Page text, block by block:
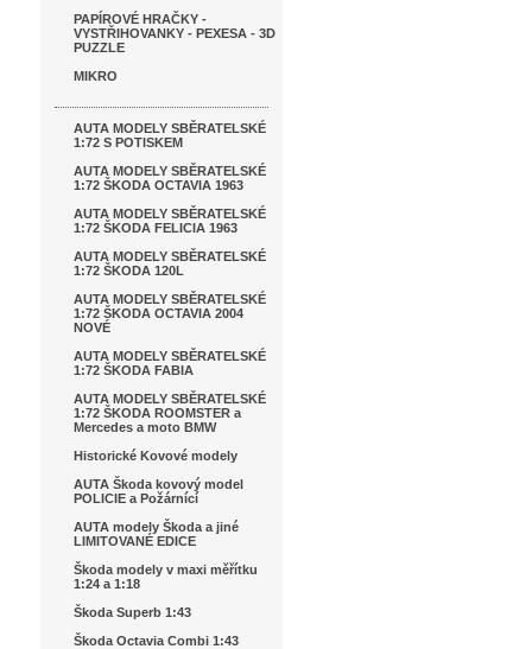
PAPÍROVÉ HRAČKY -
VYSTŘIHOVANKY - PEXESA - 3D
PUZZLE
MIKRO
AUTA MODELY SBĚRATELSKÉ
1:72 S POTISKEM
AUTA MODELY SBĚRATELSKÉ
1:72 ŠKODA OCTAVIA 1963
AUTA MODELY SBĚRATELSKÉ
1:72 ŠKODA FELICIA 1963
AUTA MODELY SBĚRATELSKÉ
1:72 ŠKODA 120L
AUTA MODELY SBĚRATELSKÉ
1:72 ŠKODA OCTAVIA 2004
NOVÉ
AUTA MODELY SBĚRATELSKÉ
1:72 ŠKODA FABIA
AUTA MODELY SBĚRATELSKÉ
1:72 ŠKODA ROOMSTER a
Mercedes a moto BMW
Historické Kovové modely
AUTA Škoda kovový model
POLICIE a Požárnící
AUTA modely Škoda a jiné
LIMITOVANÉ EDICE
Škoda modely v maxi měřítku
1:24 a 1:18
Škoda Superb 1:43
Škoda Octavia Combi 1:43